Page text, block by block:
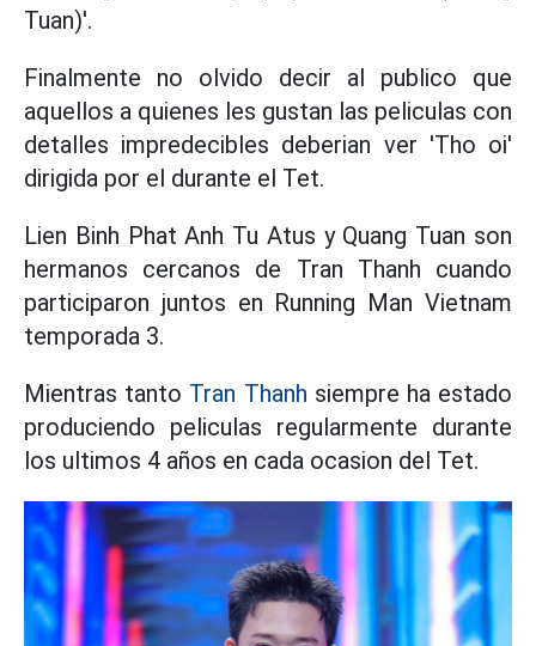
Tuan)'.
Finalmente no olvido decir al publico que
aquellos a quienes les gustan las peliculas con
detalles impredecibles deberian ver 'Tho oi'
dirigida por el durante el Tet.
Lien Binh Phat Anh Tu Atus y Quang Tuan son
hermanos cercanos de Tran Thanh cuando
participaron juntos en Running Man Vietnam
temporada 3.
Mientras tanto Tran Thanh siempre ha estado
produciendo peliculas regularmente durante
los ultimos 4 años en cada ocasion del Tet.